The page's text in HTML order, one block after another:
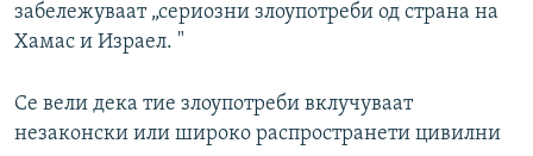
забележуваат „сериозни злоупотреби од страна на
Хамас и Израел. "
Се вели дека тие злоупотреби вклучуваат
незаконски или широко распространети цивилни